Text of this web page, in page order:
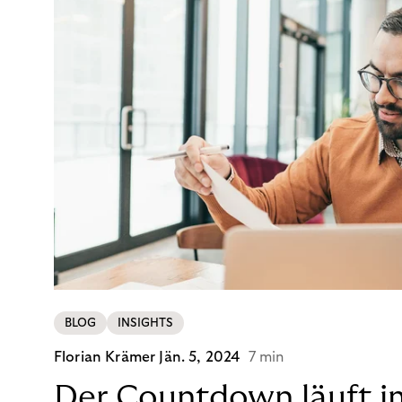
BLOG INSIGHTS
Florian Krämer Jän. 5, 2024 7 min